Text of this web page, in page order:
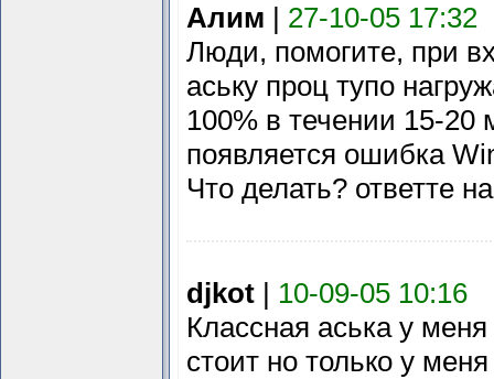
Алим | 27-10-05 17:32
Люди, помогите, при
аську проц тупо
100% в течении 15-20
появляется ошибка
Что делать? ответте
djkot| 10-09-05 10:16
Классная аська у
стоит но только у